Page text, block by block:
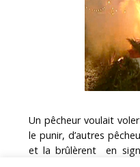
Un pêcheur voulait
le punir, d’autres
et la brûlèrent en